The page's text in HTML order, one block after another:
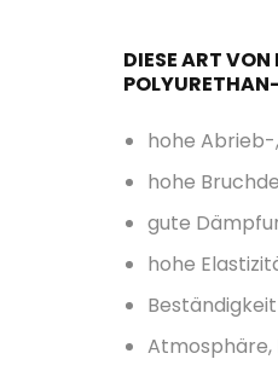
DIESE ART VON
hohe
hohe
gute
hohe
Atmosphäre,